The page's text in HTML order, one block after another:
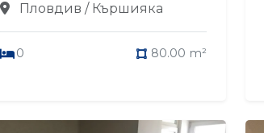
Пловдив / Кършияка
0 80.00 m²